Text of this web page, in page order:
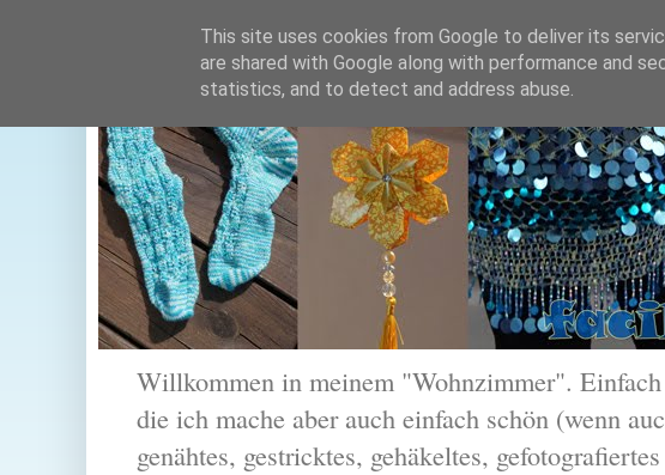
Willkommen in meinem "Wohnzimmer".
die ich mache aber auch einfach schön (wenn
genähtes, gestricktes, gehäkeltes,
This site uses cookies from Google to deliver its
are shared with Google along with performance and
statistics, and to detect and address abuse.